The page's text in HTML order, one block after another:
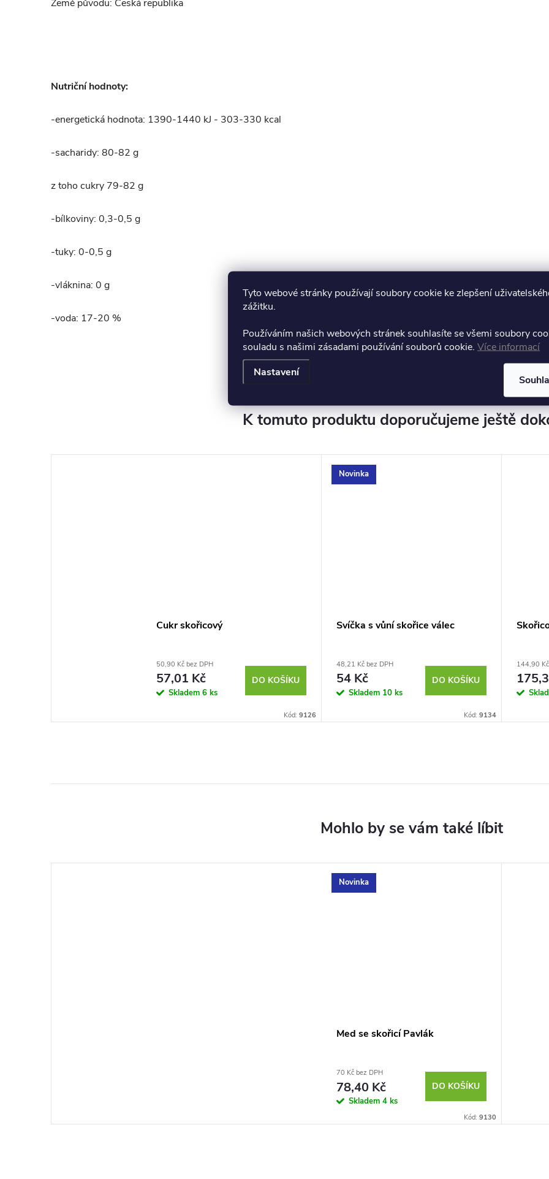
Tyto webové stránky používají soubory cookie ke zlepšení
zážitku.
Používáním našich webových stránek souhlasíte se všemi soubory
souladu s našimi zásadami používání souborů cookie. Více informací
Nastavení
Země původu: Česká republika
Nutriční hodnoty:
-energetická hodnota: 1390-1440 kJ - 303-330 kcal
-sacharidy: 80-82 g
z toho cukry 79-82 g
-bílkoviny: 0,3-0,5 g
-tuky: 0-0,5 g
-vláknina: 0 g
-voda: 17-20 %
K tomuto produktu doporučujeme ještě
Cukr skořicový
50,90 Kč bez DPH
57,01 Kč
Skladem 6 ks
DO KOŠÍKU
Kód: 9126
Novinka
Svíčka s vůní skořice válec
48,21 Kč bez DPH
54 Kč
Skladem 10 ks
DO KOŠÍKU
Kód: 9134
144,90
Novinka
Med se skořicí Pavlák
70 Kč bez DPH
78,40 Kč
Skladem 4 ks
DO KOŠÍKU
Kód: 9130